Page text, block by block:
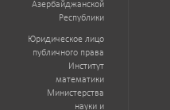
Азербайджанской
Республики
Юридическое лицо
публичного права
Институт
математики
Министерства
науки и